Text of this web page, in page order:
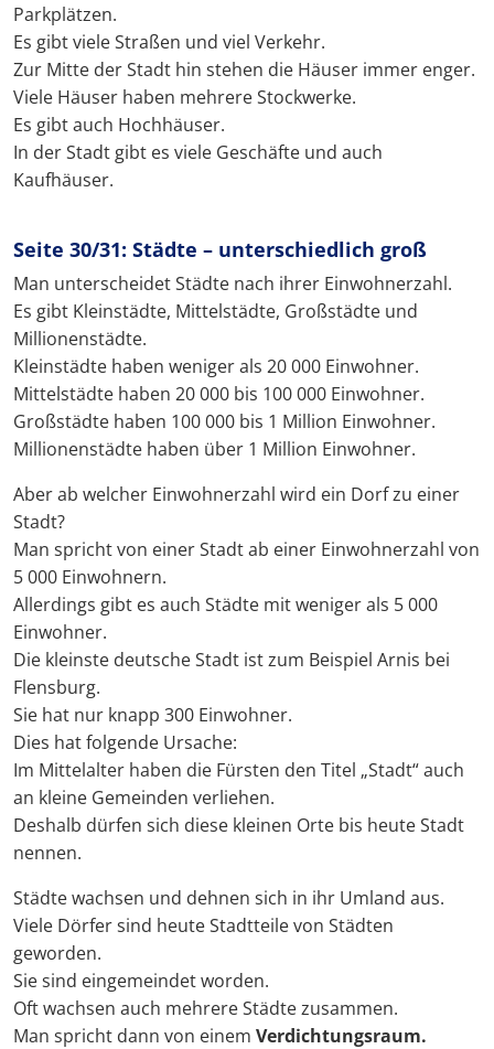
Parkplätzen.
Es gibt viele Straßen und viel Verkehr.
Zur Mitte der Stadt hin stehen die Häuser immer enger.
Viele Häuser haben mehrere Stockwerke.
Es gibt auch Hochhäuser.
In der Stadt gibt es viele Geschäfte und auch
Kaufhäuser.
Seite 30/31: Städte – unterschiedlich groß
Man unterscheidet Städte nach ihrer Einwohnerzahl.
Es gibt Kleinstädte, Mittelstädte, Großstädte und
Millionenstädte.
Kleinstädte haben weniger als 20 000 Einwohner.
Mittelstädte haben 20 000 bis 100 000 Einwohner.
Großstädte haben 100 000 bis 1 Million Einwohner.
Millionenstädte haben über 1 Million Einwohner.
Aber ab welcher Einwohnerzahl wird ein Dorf zu einer
Stadt?
Man spricht von einer Stadt ab einer Einwohnerzahl von
5 000 Einwohnern.
Allerdings gibt es auch Städte mit weniger als 5 000
Einwohner.
Die kleinste deutsche Stadt ist zum Beispiel Arnis bei
Flensburg.
Sie hat nur knapp 300 Einwohner.
Dies hat folgende Ursache:
Im Mittelalter haben die Fürsten den Titel „Stadt“ auch
an kleine Gemeinden verliehen.
Deshalb dürfen sich diese kleinen Orte bis heute Stadt
nennen.
Städte wachsen und dehnen sich in ihr Umland aus.
Viele Dörfer sind heute Stadtteile von Städten
geworden.
Sie sind eingemeindet worden.
Oft wachsen auch mehrere Städte zusammen.
Man spricht dann von einem Verdichtungsraum.